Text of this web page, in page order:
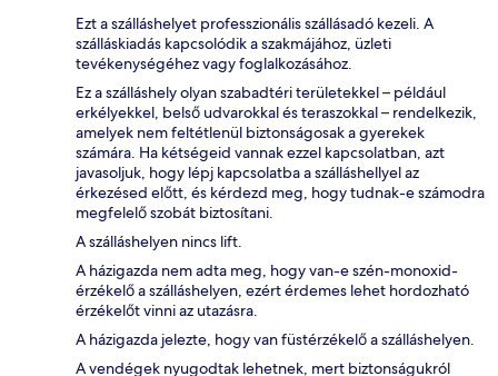
Ezt a szálláshelyet professzionális szállásadó kezeli. A
szálláskiadás kapcsolódik a szakmájához, üzleti
tevékenységéhez vagy foglalkozásához.
Ez a szálláshely olyan szabadtéri területekkel – például
erkélyekkel, belső udvarokkal és teraszokkal – rendelkezik,
amelyek nem feltétlenül biztonságosak a gyerekek
számára. Ha kétségeid vannak ezzel kapcsolatban, azt
javasoljuk, hogy lépj kapcsolatba a szálláshellyel az
érkezésed előtt, és kérdezd meg, hogy tudnak-e számodra
megfelelő szobát biztosítani.
A szálláshelyen nincs lift.
A házigazda nem adta meg, hogy van-e szén-monoxid-
érzékelő a szálláshelyen, ezért érdemes lehet hordozható
érzékelőt vinni az utazásra.
A házigazda jelezte, hogy van füstérzékelő a szálláshelyen.
A vendégek nyugodtak lehetnek, mert biztonságukról